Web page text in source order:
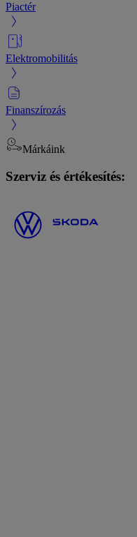
Piactér
Elektromobilitás
Finanszírozás
Márkáink
Szerviz és értékesítés: